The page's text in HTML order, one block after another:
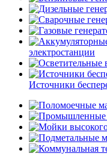
электростанции
Источники